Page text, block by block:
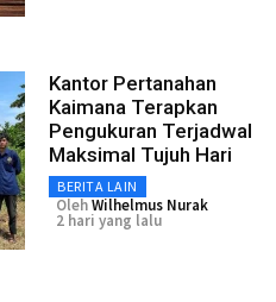
Kantor Pertanahan
Kaimana Terapkan
Pengukuran Terjadwal
Maksimal Tujuh Hari
BERITA LAIN
OlehWilhelmus Nurak
2 hari yang lalu